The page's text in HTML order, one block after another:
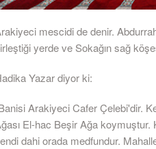
mescidi de denir.
yerde ve Sokağın sağ
Yazar diyor ki:
Arakiyeci Cafer Çelebi'dir.
El-hac Beşir Ağa koymuştur.
dahi orada medfundur.